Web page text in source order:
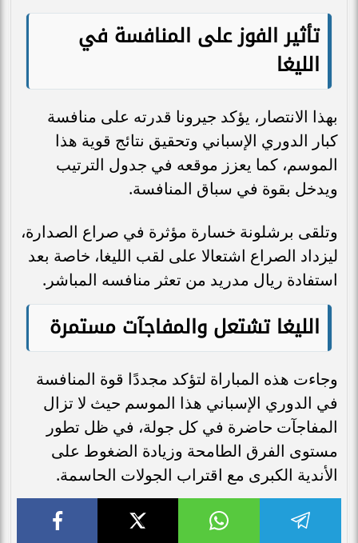
تأثير الفوز على المنافسة في
الليغا
بهذا الانتصار، يؤكد جيرونا قدرته على منافسة
كبار الدوري الإسباني وتحقيق نتائج قوية هذا
الموسم، كما يعزز موقعه في جدول الترتيب
ويدخل بقوة في سباق المنافسة.
وتلقى برشلونة خسارة مؤثرة في صراع الصدارة،
ليزداد الصراع اشتعالا على لقب الليغا، خاصة بعد
استفادة ريال مدريد من تعثر منافسه المباشر.
الليغا تشتعل والمفاجآت مستمرة
وجاءت هذه المباراة لتؤكد مجددًا قوة المنافسة
في الدوري الإسباني هذا الموسم حيث لا تزال
المفاجآت حاضرة في كل جولة، في ظل تطور
مستوى الفرق الطامحة وزيادة الضغوط على
الأندية الكبرى مع اقتراب الجولات الحاسمة.